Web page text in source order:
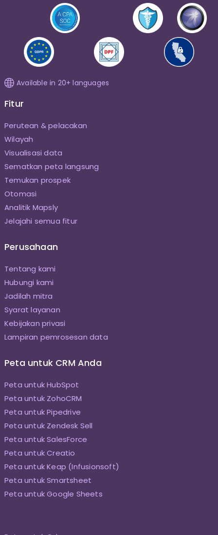
Available in 20+ languages
Fitur
Perutean & pelacakan
Wilayah
Visualisasi data
Sematkan peta langsung
Temukan prospek
Otomasi
Analitik Mapsly
Jelajahi semua fitur
Perusahaan
Tentang kami
Hubungi kami
Jadilah mitra
Syarat layanan
Kebijakan privasi
Lampiran pemrosesan data
Peta untuk CRM Anda
Peta untuk HubSpot
Peta untuk ZohoCRM
Peta untuk Pipedrive
Peta untuk Zendesk Sell
Peta untuk SalesForce
Peta untuk Creatio
Peta untuk Keap (Infusionsoft)
Peta untuk Smartsheet
Peta untuk Google Sheets